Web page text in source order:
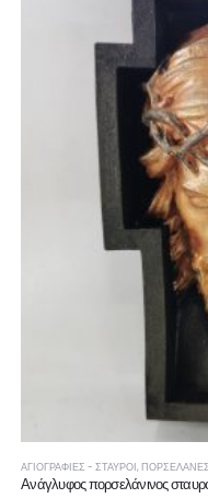
ΑΓΙΟΓΡΑΦΙΕΣ - ΣΤΑΥΡΟΙ,ΠΟΡΣΕΛΑΝΕΣ
Ανάγλυφος πορσελάνινος